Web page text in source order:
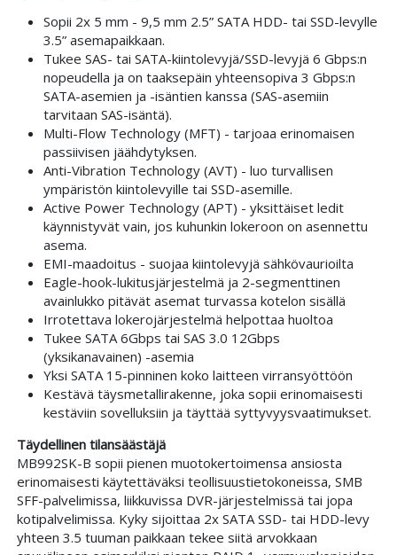
Sopii 2x 5 mm - 9,5 mm 2.5” SATA HDD- tai SSD-levylle
3.5” asemapaikkaan.
Tukee SAS- tai SATA-kiintolevyjä/SSD-levyjä 6 Gbps:n
nopeudella ja on taaksepäin yhteensopiva 3 Gbps:n
SATA-asemien ja -isäntien kanssa (SAS-asemiin
tarvitaan SAS-isäntä).
Multi-Flow Technology (MFT) - tarjoaa erinomaisen
passiivisen jäähdytyksen.
Anti-Vibration Technology (AVT) - luo turvallisen
ympäristön kiintolevyille tai SSD-asemille.
Active Power Technology (APT) - yksittäiset ledit
käynnistyvät vain, jos kuhunkin lokeroon on asennettu
asema.
EMI-maadoitus - suojaa kiintolevyjä sähkövaurioilta
Eagle-hook-lukitusjärjestelmä ja 2-segmenttinen
avainlukko pitävät asemat turvassa kotelon sisällä
Irrotettava lokerojärjestelmä helpottaa huoltoa
Tukee SATA 6Gbps tai SAS 3.0 12Gbps
(yksikanavainen) -asemia
Yksi SATA 15-pinninen koko laitteen virransyöttöön
Kestävä täysmetallirakenne, joka sopii erinomaisesti
kestäviin sovelluksiin ja täyttää syttyvyysvaatimukset.
Täydellinen tilansäästäjä
MB992SK-B sopii pienen muotokertoimensa ansiosta
erinomaisesti käytettäväksi teollisuustietokoneissa, SMB
SFF-palvelimissa, liikkuvissa DVR-järjestelmissä tai jopa
kotipalvelimissa. Kyky sijoittaa 2x SATA SSD- tai HDD-levy
yhteen 3.5 tuuman paikkaan tekee siitä arvokkaan